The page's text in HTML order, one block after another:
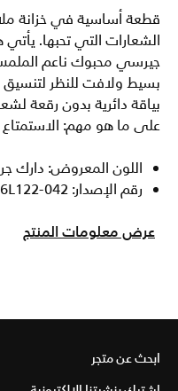
قطعة أساسية في خزانة
الشعارات التي تحبها.
جيرسي محبوك ناعم
بسيط ولافت للنظر لتنسيق
بياقة دائرية بدون رقعة
على ما هو مهم: الاستمتاع
اللون المعروض: دارك
رقم الإصدار: 76L122-042
عرض معلومات المنتج
ابحث عن متجر